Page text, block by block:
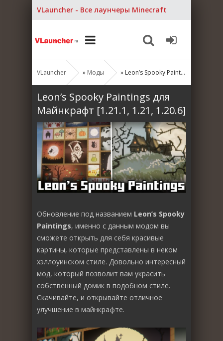
VLauncher - Все лаунчеры Minecraft
VLauncher » Моды » Leon’s Spooky Paintings для Майнкрафт [1.21.1, 1.21, 1.20.6]
Leon’s Spooky Paintings для
Майнкрафт [1.21.1, 1.21, 1.20.6]
Обновление под названием Leon’s Spooky
Paintings, именно с данным модом вы
сможете открыть для себя красивые
картины, которые представлены в неком
хэллоуинском стиле. Довольно интересный
мод, который позволит вам украсить
собственный домик в подобном стиле.
Скачивайте, и открывайте отличное
улучшение в майнкрафте.